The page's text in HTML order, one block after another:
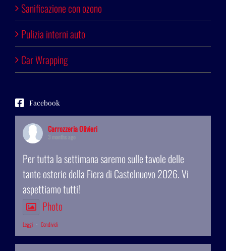
Sanificazione con ozono
Pulizia interni auto
Car Wrapping
Facebook
Carrozzeria Olivieri
Per tutta la settimana saremo sulle tavole delle
tante osterie della Fiera di Castelnuovo 2026. Vi
aspettiamo tutti!
Photo
Leggi · Condividi